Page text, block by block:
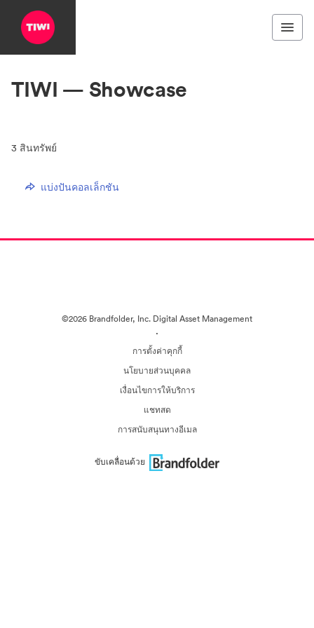
TIWI — Showcase
3 สินทรัพย์
แบ่งปันคอลเล็กชัน
©2026 Brandfolder, Inc. Digital Asset Management
·
การตั้งค่าคุกกี้
นโยบายส่วนบุคคล
เงื่อนไขการให้บริการ
แชทสด
การสนับสนุนทางอีเมล
ขับเคลื่อนด้วย